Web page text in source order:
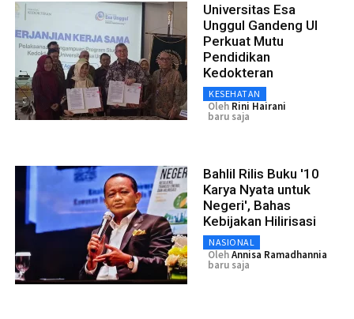
Universitas Esa
Unggul Gandeng UI
Perkuat Mutu
Pendidikan
Kedokteran
KESEHATAN
Oleh Rini Hairani
baru saja
Bahlil Rilis Buku '10
Karya Nyata untuk
Negeri', Bahas
Kebijakan Hilirisasi
NASIONAL
OlehAnnisa Ramadhannia
baru saja